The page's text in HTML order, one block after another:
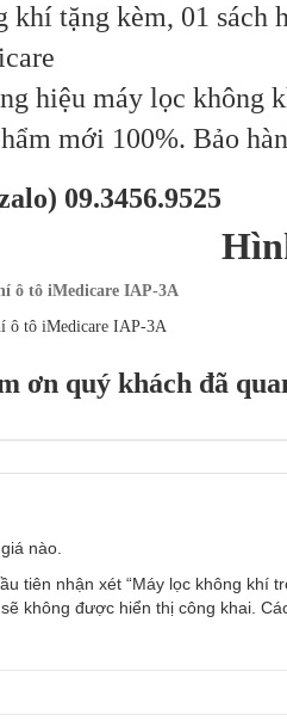
khí tặng kèm, 01 sách
hiệu máy lọc không
mới 100%. Bảo
09.3456.9525
ơn quý khách đã
nào.
tiên nhận xét “Máy lọc không khí
không được hiển thị công khai.